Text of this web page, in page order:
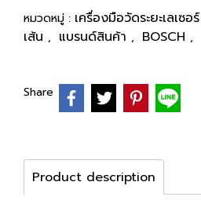
หมวดหมู่ : เครื่องมือวัดระยะเลเซอร์
เส้น , แบรนด์สินค้า , BOSCH ,
Share
Product description